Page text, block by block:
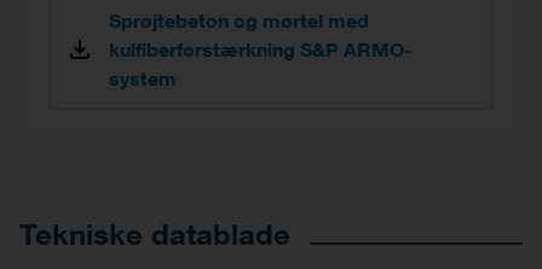
Sprøjtebeton og mørtel med
kulfiberforstærkning S&P ARMO-
system
Tekniske datablade